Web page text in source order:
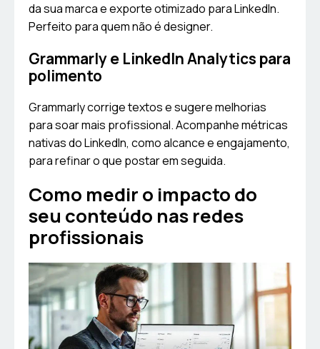
da sua marca e exporte otimizado para LinkedIn.
Perfeito para quem não é designer.
Grammarly e LinkedIn Analytics para
polimento
Grammarly corrige textos e sugere melhorias
para soar mais profissional. Acompanhe métricas
nativas do LinkedIn, como alcance e engajamento,
para refinar o que postar em seguida.
Como medir o impacto do
seu conteúdo nas redes
profissionais